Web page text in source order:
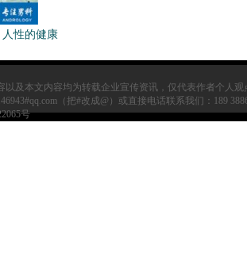
性的健康
以及本文内容均为转载企业宣传资讯，仅代表作者个人
（把#改成@）或直接电话联系我们：189
号